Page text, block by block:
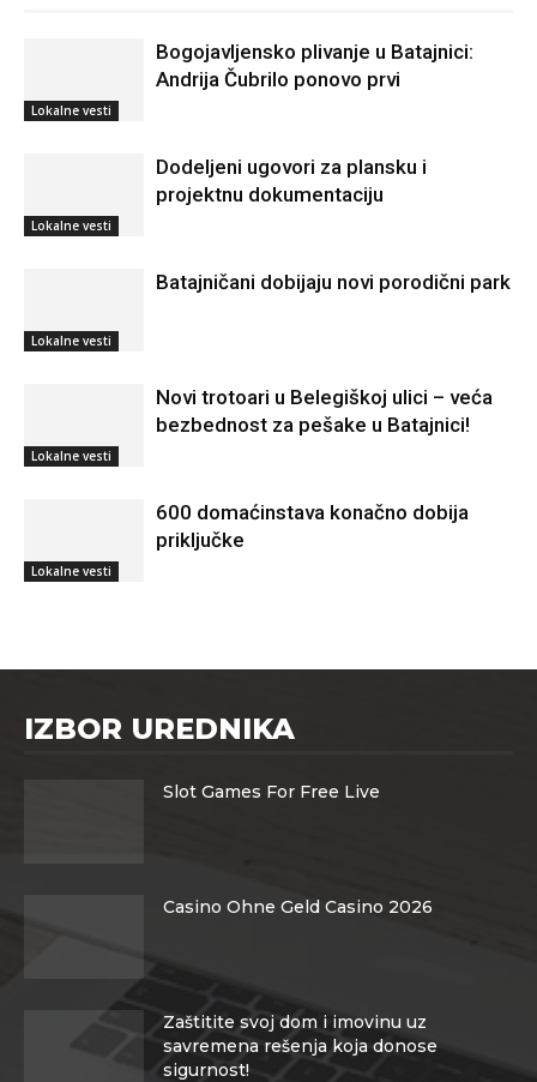
Lokalne vesti
Bogojavljensko plivanje u Batajnici:
Andrija Čubrilo ponovo prvi
Lokalne vesti
Dodeljeni ugovori za plansku i
projektnu dokumentaciju
Lokalne vesti
Batajničani dobijaju novi porodični park
Lokalne vesti
Novi trotoari u Belegiškoj ulici – veća
bezbednost za pešake u Batajnici!
Lokalne vesti
600 domaćinstava konačno dobija
priključke
IZBOR UREDNIKA
Slot Games For Free Live
Casino Ohne Geld Casino 2026
Zaštitite svoj dom i imovinu uz
savremena rešenja koja donose
sigurnost!